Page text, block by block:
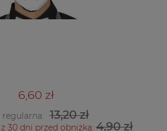
6,60 zł
regularna: 13,20 zł
z 30 dni przed obniżką:4,90 zł